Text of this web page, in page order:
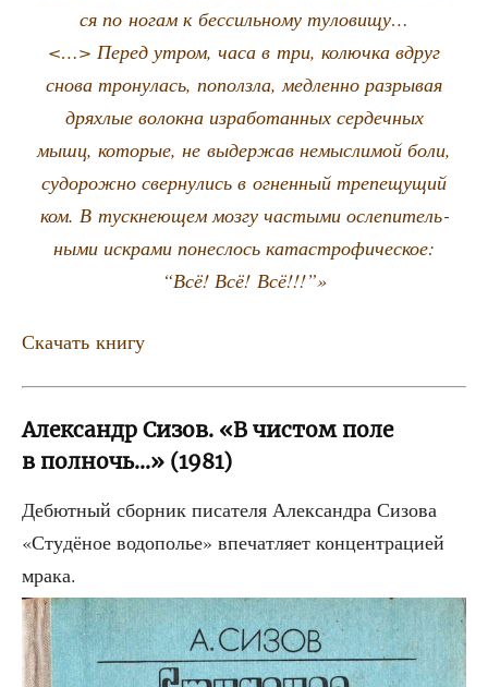
ся по ногам к бес­силь­но­му туловищу…
<…> Перед утром, часа в три, колюч­ка вдруг
сно­ва тро­ну­лась, пополз­ла, мед­лен­но раз­ры­вая
дрях­лые волок­на изра­бо­тан­ных сер­деч­ных
мышц, кото­рые, не выдер­жав немыс­ли­мой боли,
судо­рож­но свер­ну­лись в огнен­ный тре­пе­щу­щий
ком. В туск­не­ю­щем моз­гу часты­ми осле­пи­тель­
ны­ми искра­ми понес­лось ката­стро­фи­че­ское:
“Всё! Всё! Всё!!!”»
Ска­чать книгу
Александр Сизов. «В чистом поле
в полночь…» (1981)
Дебют­ный сбор­ник писа­те­ля Алек­сандра Сизо­ва
«Сту­дё­ное водо­по­лье» впе­чат­ля­ет кон­цен­тра­ци­ей
мра­ка.